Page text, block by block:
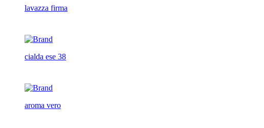
lavazza firma
cialda ese 38
aroma vero